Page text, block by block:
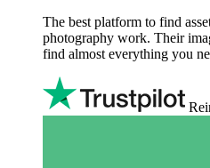
The best platform to find
photography work. Their
find almost everything you